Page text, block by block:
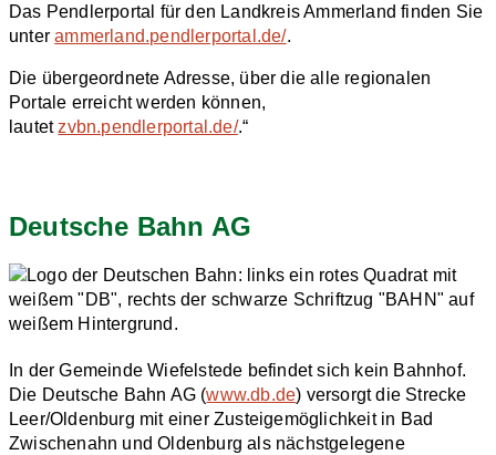
Das Pendlerportal für den Landkreis Ammerland finden Sie
unterammerland.pendlerportal.de/.
Die übergeordnete Adresse, über die alle regionalen
Portale erreicht werden können,
lautetzvbn.pendlerportal.de/.“
Deutsche Bahn AG
In der Gemeinde Wiefelstede befindet sich kein Bahnhof.
Die Deutsche Bahn AG (www.db.de) versorgt die Strecke
Leer/Oldenburg mit einer Zusteigemöglichkeit in Bad
Zwischenahn und Oldenburg als nächstgelegene